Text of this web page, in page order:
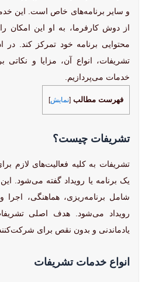
و سایر برنامه‌های خاص است. این
از دوش کارفرما، به او این امکان
محتوایی برنامه خود تمرکز کند.
تشریفات، انواع آن، مزایا و نکاتی
خدمات می‌پردازیم.
فهرست مطالب [نمایش]
تشریفات چیست؟
تشریفات به کلیه فعالیت‌های لازم
یک برنامه یا رویداد گفته می‌شود.
شامل برنامه‌ریزی، هماهنگی،
رویداد می‌شود. هدف اصلی
یادماندنی و بدون نقص برای
انواع خدمات تشریفات